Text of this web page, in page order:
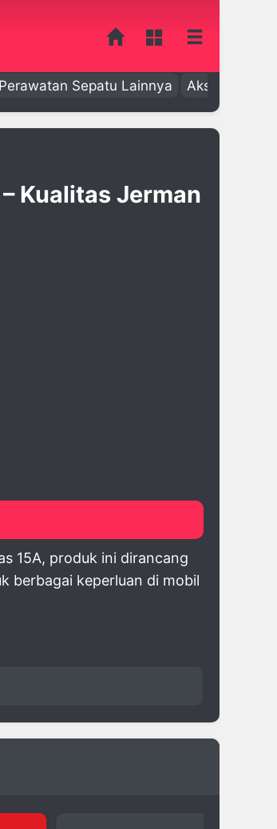
Sepatu Lainnya Aksesoris
Kualitas Jerman
15A, produk ini dirancang
berbagai keperluan di mobil